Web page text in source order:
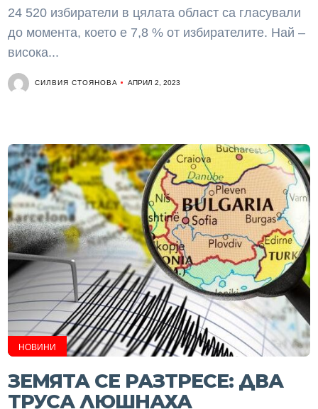
24 520 избиратели в цялата област са гласували
до момента, което е 7,8 % от избирателите. Най –
висока...
СИЛВИЯ СТОЯНОВА АПРИЛ 2, 2023
НОВИНИ
ЗЕМЯТА СЕ РАЗТРЕСЕ: ДВА
ТРУСА ЛЮШНАХА